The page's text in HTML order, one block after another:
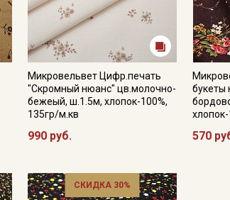
Микровельвет Цифр.печать
"Скромный нюанс" цв.молочно-
бежеый, ш.1.5м, хлопок-100%,
135гр/м.кв
990 руб.
букеты
570
СКИДКА 30%